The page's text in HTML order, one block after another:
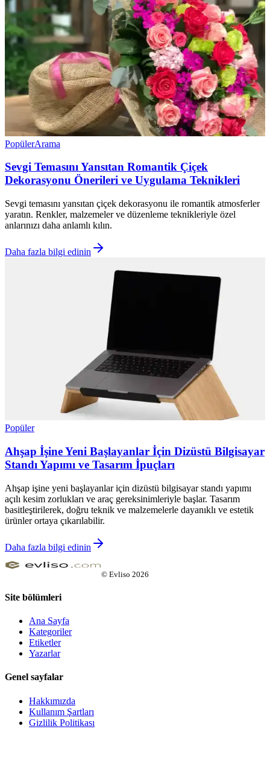
PopülerArama
Sevgi Temasını Yansıtan Romantik Çiçek
Dekorasyonu Önerileri ve Uygulama Teknikleri
Sevgi temasını yansıtan çiçek dekorasyonu ile romantik atmosferler
yaratın. Renkler, malzemeler ve düzenleme teknikleriyle özel
anlarınızı daha anlamlı kılın.
Daha fazla bilgi edinin
Popüler
Ahşap İşine Yeni Başlayanlar İçin Dizüstü Bilgisayar
Standı Yapımı ve Tasarım İpuçları
Ahşap işine yeni başlayanlar için dizüstü bilgisayar standı yapımı
açılı kesim zorlukları ve araç gereksinimleriyle başlar. Tasarım
basitleştirilerek, doğru teknik ve malzemelerle dayanıklı ve estetik
ürünler ortaya çıkarılabilir.
Daha fazla bilgi edinin
© Evliso 2026
Site bölümleri
Ana Sayfa
Kategoriler
Etiketler
Yazarlar
Genel sayfalar
Hakkımızda
Kullanım Şartları
Gizlilik Politikası